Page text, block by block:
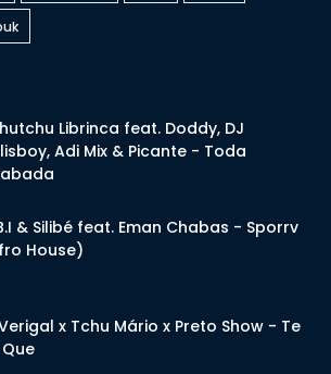
Librinca feat. Doddy, DJ
Adi Mix & Picante - Toda
& Silibé feat. Eman Chabas - Sporrv
House)
x Tchu Mário x Preto Show - Te
Que